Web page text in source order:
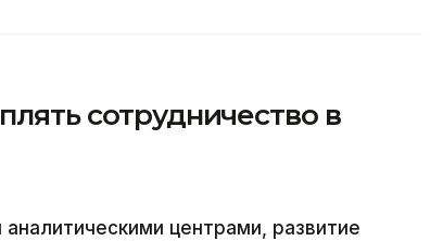
сотрудничество в
центрами, развитие